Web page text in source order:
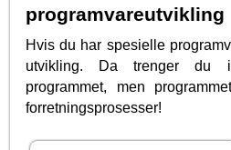
programvareutvikling
Hvis du har spesielle
utvikling. Da trenger du
programmet, men
forretningsprosesser!